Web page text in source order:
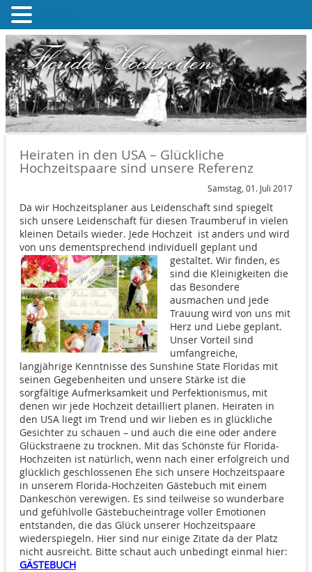
Florida Hochzeiten
Heiraten in den USA – Glückliche
Hochzeitspaare sind unsere Referenz
Samstag, 01. Juli 2017
Da wir Hochzeitsplaner aus Leidenschaft sind spiegelt
sich unsere Leidenschaft für diesen Traumberuf in vielen
kleinen Details wieder. Jede Hochzeit ist anders und wird
von uns dementsprechend individuell geplant und
gestaltet. Wir finden, es
sind die Kleinigkeiten die
das Besondere
ausmachen und jede
Trauung wird von uns mit
Herz und Liebe geplant.
Unser Vorteil sind
umfangreiche,
langjährige Kenntnisse des Sunshine State Floridas mit
seinen Gegebenheiten und unsere Stärke ist die
sorgfältige Aufmerksamkeit und Perfektionismus, mit
denen wir jede Hochzeit detailliert planen. Heiraten in
den USA liegt im Trend und wir lieben es in glückliche
Gesichter zu schauen – und auch die eine oder andere
Glückstraene zu trocknen. Mit das Schönste für Florida-
Hochzeiten ist natürlich, wenn nach einer erfolgreich und
glücklich geschlossenen Ehe sich unsere Hochzeitspaare
in unserem Florida-Hochzeiten Gästebuch mit einem
Dankeschön verewigen. Es sind teilweise so wunderbare
und gefühlvolle Gästebucheintrage voller Emotionen
entstanden, die das Glück unserer Hochzeitspaare
wiederspiegeln. Hier sind nur einige Zitate da der Platz
nicht ausreicht. Bitte schaut auch unbedingt einmal hier:
GÄSTEBUCH